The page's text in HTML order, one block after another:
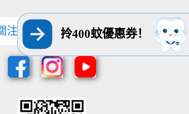
注維港口腔 獲取最新優惠
拎400蚊優惠券！